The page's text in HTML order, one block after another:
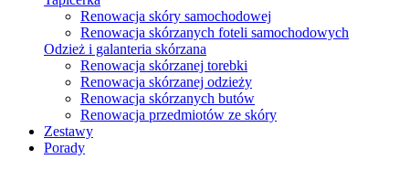
Renowacja skóry samochodowej
Renowacja skórzanych foteli samochodowych
Odzież i galanteria skórzana
Renowacja skórzanej torebki
Renowacja skórzanej odzieży
Renowacja skórzanych butów
Renowacja przedmiotów ze skóry
Zestawy
Porady